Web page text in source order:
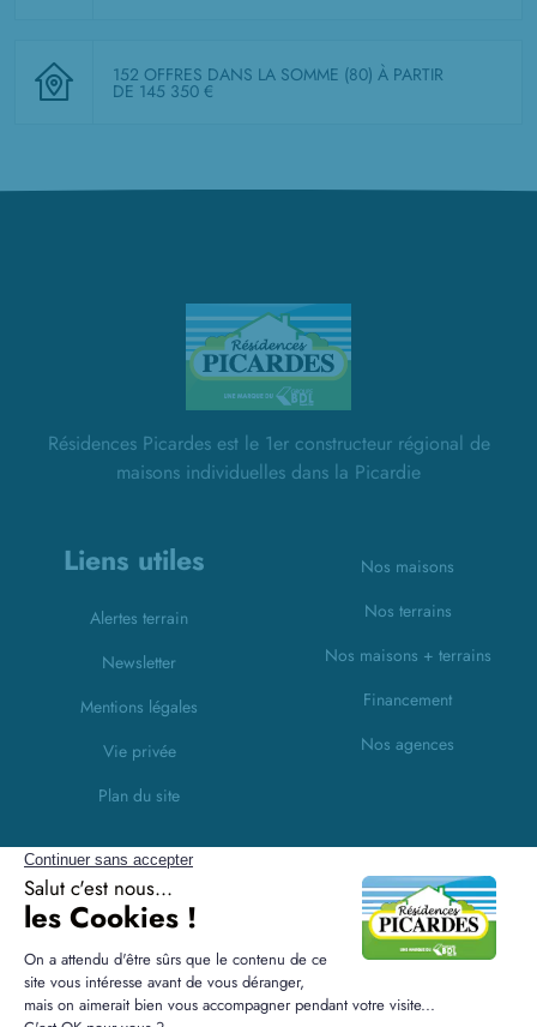
152 OFFRES DANS LA SOMME (80) À PARTIR
DE 145 350 €
Résidences Picardes est le 1er constructeur régional de
maisons individuelles dans la Picardie
Liens utiles
Alertes terrain
Newsletter
Mentions légales
Vie privée
Plan du site
Nos maisons
Nos terrains
Nos maisons + terrains
Financement
Nos agences